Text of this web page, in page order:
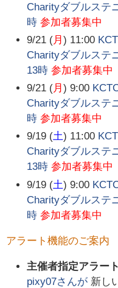
Charityダブルステ
時 参加者募集中
9/21 (月) 11:00
Charityダブルステ
13時 参加者募集中
9/21 (月) 9:00
Charityダブルステ
時 参加者募集中
9/19 (土) 11:00
Charityダブルステ
13時 参加者募集中
9/19 (土) 9:00
Charityダブルステ
時 参加者募集中
アラート機能のご案内
主催者指定アラート
pixy07さんが 新し